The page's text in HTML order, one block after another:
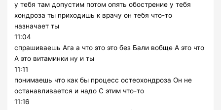
у тебя там допустим потом опять обострение у тебя
хондроза ты приходишь к врачу он тебя что-то
назначает ты
11:04
спрашиваешь Ага а что это это без Бали вобще А это что
А это витаминки ну и ты
11:11
понимаешь что как бы процесс остеохондроза Он не
останавливается и надо С этим что-то
11:16